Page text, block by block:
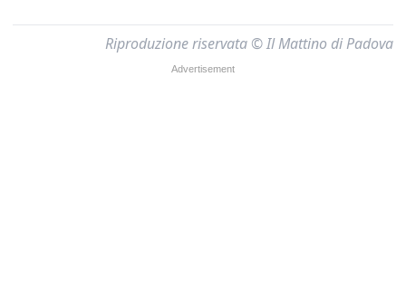
Riproduzione riservata © Il Mattino di Padova